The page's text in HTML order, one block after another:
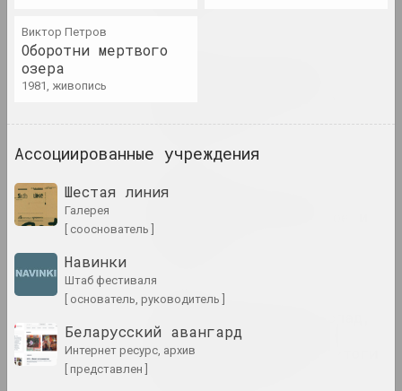
Женщины беларусского
настоящее
Reform.by
подпольные сдвиги и
международный успех: итоги
Виктор Петров
Оборотни мертвого
озера
1981, живопись
Ассоциированные учреждения
Шестая линия
галерея
[ сооснователь ]
Навинки
штаб фестиваля
[ основатель, руководитель ]
Беларусский авангард
интернет ресурс, архив
[ представлен ]